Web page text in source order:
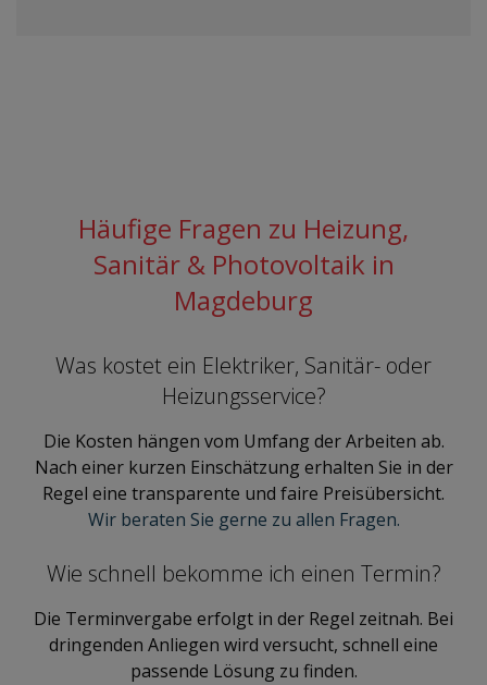
Häufige Fragen zu Heizung,
Sanitär & Photovoltaik in
Magdeburg
Was kostet ein Elektriker, Sanitär- oder
Heizungsservice?
Die Kosten hängen vom Umfang der Arbeiten ab.
Nach einer kurzen Einschätzung erhalten Sie in der
Regel eine transparente und faire Preisübersicht.
Wir beraten Sie gerne zu allen Fragen.
Wie schnell bekomme ich einen Termin?
Die Terminvergabe erfolgt in der Regel zeitnah. Bei
dringenden Anliegen wird versucht, schnell eine
passende Lösung zu finden.